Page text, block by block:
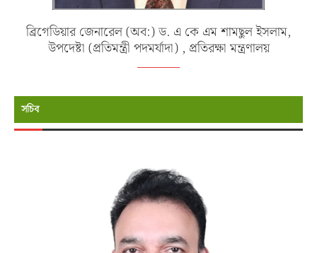
ব্রিগেডিয়ার জেনারেল (অব:) ড. এ কে এম শামছুল ইসলাম,
উপদেষ্টা (প্রতিমন্ত্রী পদমর্যাদা) , প্রতিরক্ষা মন্ত্রণালয়
সচিব